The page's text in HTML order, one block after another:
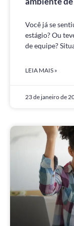
Você já se
estágio? Ou
de equipe?
LEIA MAIS »
23 de janeiro de